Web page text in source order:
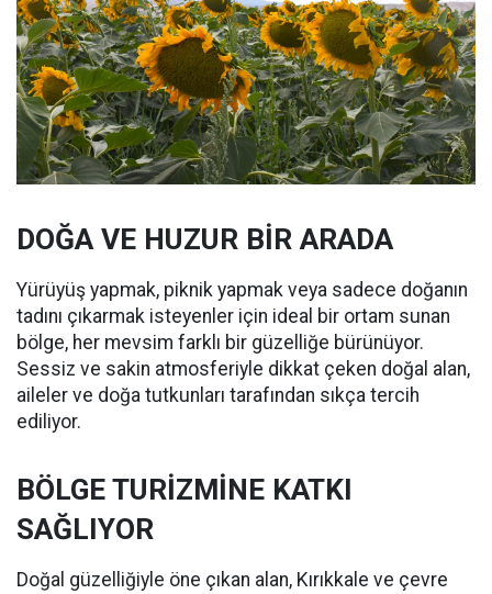
DOĞA VE HUZUR BİR ARADA
Yürüyüş yapmak, piknik yapmak veya sadece doğanın
tadını çıkarmak isteyenler için ideal bir ortam sunan
bölge, her mevsim farklı bir güzelliğe bürünüyor.
Sessiz ve sakin atmosferiyle dikkat çeken doğal alan,
aileler ve doğa tutkunları tarafından sıkça tercih
ediliyor.
BÖLGE TURİZMİNE KATKI
SAĞLIYOR
Doğal güzelliğiyle öne çıkan alan, Kırıkkale ve çevre